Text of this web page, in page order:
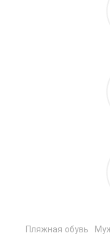
Пляжная обувь